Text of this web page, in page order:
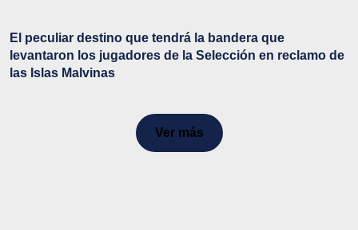
El peculiar destino que tendrá la bandera que
levantaron los jugadores de la Selección en reclamo de
las Islas Malvinas
Ver más